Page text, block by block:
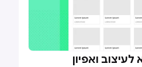
ואפיון